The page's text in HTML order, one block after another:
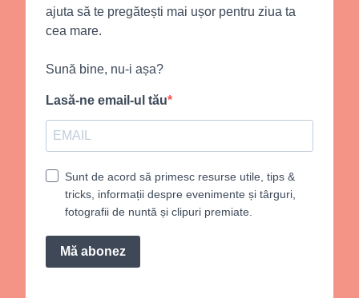
ajuta să te pregătești mai ușor pentru ziua ta
cea mare.
Sună bine, nu-i așa?
Lasă-ne email-ul tău
Sunt de acord să primesc resurse utile, tips &
tricks, informații despre evenimente și târguri,
fotografii de nuntă și clipuri premiate.
Mă abonez